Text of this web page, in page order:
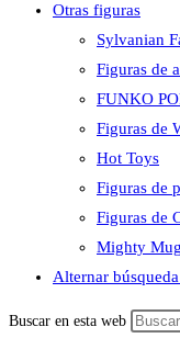
Otras figuras
Sylvanian
Figuras de
FUNKO
Figuras de
Hot Toys
Figuras de
Figuras de
Mighty
Alternar
Buscar en esta web